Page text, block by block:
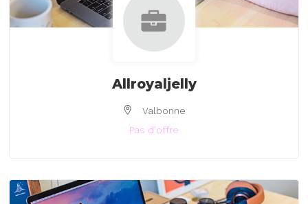
Allroyaljelly
Valbonne
Pas d'offre